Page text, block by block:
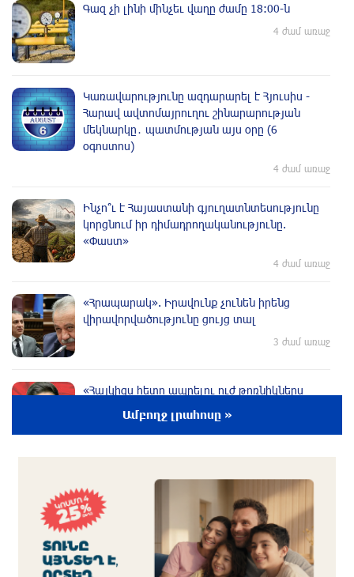
Գազ չի լինի մինչեւ վաղը ժամը 18:00-ն
4 ժամ առաջ
Կառավարությունը ազդարարել է Հյուսիս -
Հարավ ավտոմայրուղու շինարարության
մեկնարկը․ պատմության այս օրը (6
օգոստոս)
4 ժամ առաջ
Ինչո՞ւ է Հայաստանի գյուղատնտեսությունը
կորցնում իր դիմադրողականությունը.
«Փաստ»
4 ժամ առաջ
«Հրապարակ». Իրավունք չունեն իրենց
վիրավորվածությունը ցույց տալ
3 ժամ առաջ
«Հայկիցս հետո ապրելու ուժ թոռնիկներս
պատերազմի երկրորդ օրը՝ սեպտեմբերի 28-
Իրանը նախազգուշացրել է Պարսից ծոցի
երկրներին ԱՄՆ-ի hարձակումների դեպքում
պատասխան hարվածների մասին. Reuters
3 ժամ առաջ
Ամբողջ լրահոսը »